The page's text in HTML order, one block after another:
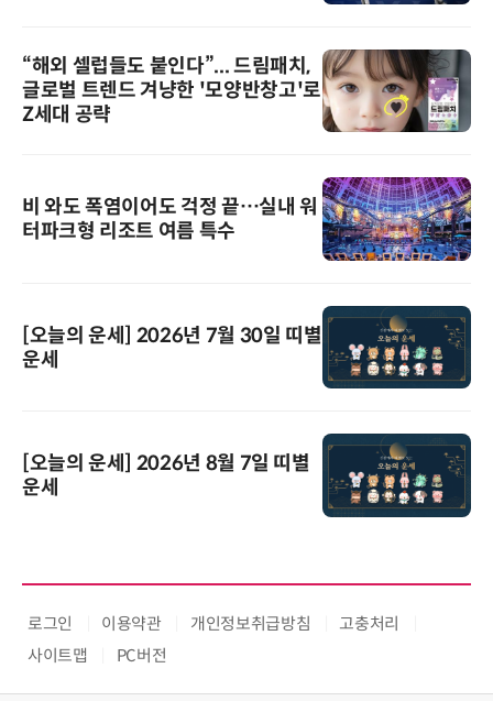
“해외 셀럽들도 붙인다”... 드림패치,
글로벌 트렌드 겨냥한 '모양반창고'로
Z세대 공략
비 와도 폭염이어도 걱정 끝…실내 워
터파크형 리조트 여름 특수
[오늘의 운세] 2026년 7월 30일 띠별
운세
[오늘의 운세] 2026년 8월 7일 띠별
운세
로그인 이용약관 개인정보취급방침
고충처리
사이트맵
PC버전